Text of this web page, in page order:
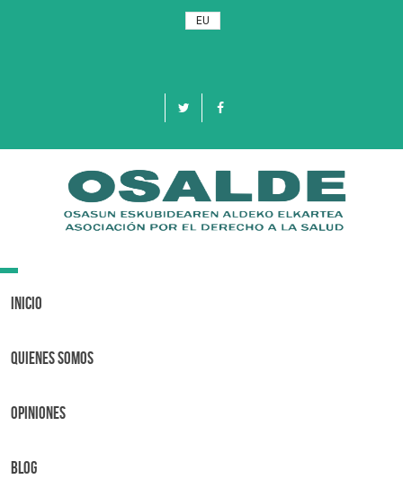
EU
Toggle
Inicio
Quienes Somos
OPINIONES
BLOG